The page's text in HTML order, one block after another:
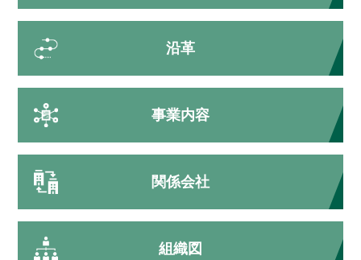
沿革
事業内容
関係会社
組織図